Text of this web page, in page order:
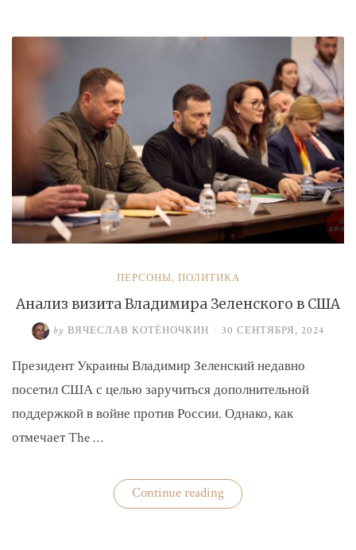
ПЕРСОНЫ, ПОЛИТИКА
Анализ визита Владимира Зеленского в США
by ВЯЧЕСЛАВ КОТЁНОЧКИН / 30 СЕНТЯБРЯ, 2024
Президент Украины Владимир Зеленский недавно
посетил США с целью заручиться дополнительной
поддержкой в войне против России. Однако, как
отмечает The …
Continue reading«Анализ
визита